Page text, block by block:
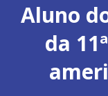
Aluno
da